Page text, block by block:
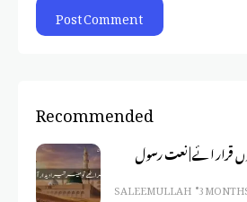
Recommended
قرار ائے | نعت رسول
SALEEM ULLAH 3